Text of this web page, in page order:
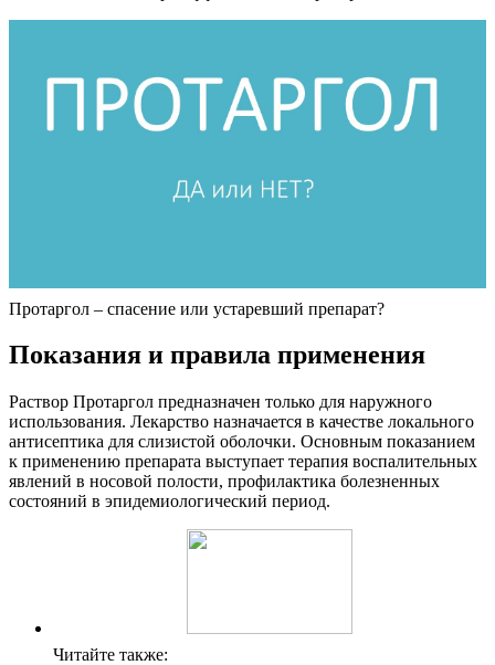
Протаргол – спасение или устаревший препарат?
Показания и правила применения
Раствор Протаргол предназначен только для наружного
использования. Лекарство назначается в качестве локального
антисептика для слизистой оболочки. Основным показанием
к применению препарата выступает терапия воспалительных
явлений в носовой полости, профилактика болезненных
состояний в эпидемиологический период.
Читайте также: